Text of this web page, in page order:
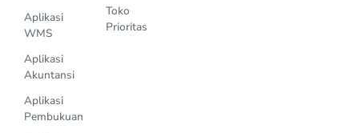
Aplikasi
WMS
Aplikasi
Akuntansi
Aplikasi
Pembukuan
Toko
Prioritas